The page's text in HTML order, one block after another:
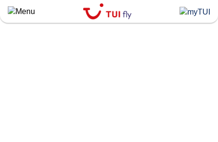
Skip
to